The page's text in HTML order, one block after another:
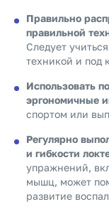
Правильно
правильной
Следует
техникой и под
Использовать
эргономичные
спортом или
Регулярно
и гибкости
упражнений,
мышц, может
развитие